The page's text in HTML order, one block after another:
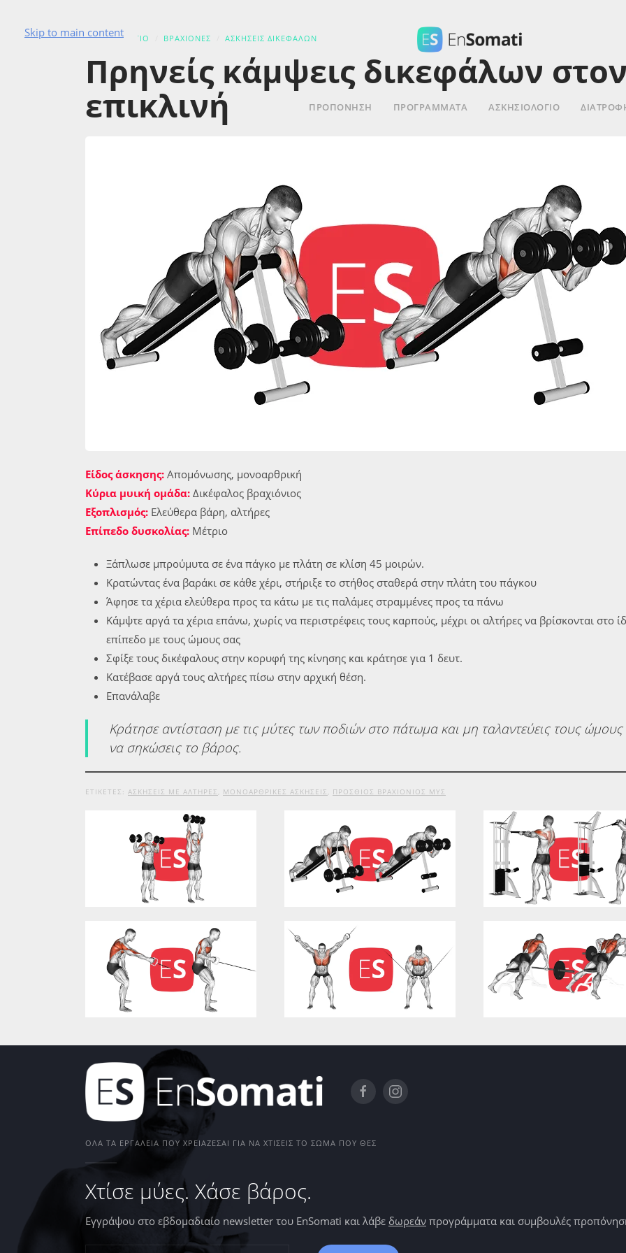
Skip to main content
ΠΡΟΠΟΝΗΣΗ ΠΡΟΓΡΑΜΜΑΤΑ ΑΣΚΗΣΙΟΛΌΓΙΟ
ΑΣΚΗΣΙΟΛΟΓΙΟ ΒΡΑΧΙΟΝΕΣ ΑΣΚΉΣΕΙΣ ΔΙΚΕΦΆΛΩΝ
Πρηνείς κάμψεις δικεφάλων
επικλινή
Είδος άσκησης: Απομόνωσης, μονοαρθρική
Κύρια μυική ομάδα: Δικέφαλος βραχιόνιος
Εξοπλισμός: Ελεύθερα βάρη, αλτήρες
Επίπεδο δυσκολίας: Μέτριο
Ξάπλωσε μπρούμυτα σε ένα πάγκο με πλάτη σε κλίση 45 μοιρών.
Κρατώντας ένα βαράκι σε κάθε χέρι, στήριξε το στήθος σταθερά στην πλάτη του πάγκου
Άφησε τα χέρια ελεύθερα προς τα κάτω με τις παλάμες στραμμένες προς τα πάνω
Κάμψτε αργά τα χέρια επάνω, χωρίς να περιστρέφεις τους καρπούς, μέχρι οι αλτήρες να βρίσκονται στο
επίπεδο με τους ώμους σας
Σφίξε τους δικέφαλους στην κορυφή της κίνησης και κράτησε για 1 δευτ.
Κατέβασε αργά τους αλτήρες πίσω στην αρχική θέση.
Επανάλαβε
Κράτησε αντίσταση με τις μύτες των ποδιών στο πάτωμα και μη ταλαντεύεις τους ώμους
να σηκώσεις το βάρος.
ΕΤΙΚΕΤΕΣ: ΑΣΚΉΣΕΙΣ ΜΕ ΑΛΤΉΡΕΣ , ΜΟΝΟΑΡΘΡΙΚΈΣ ΑΣΚΉΣΕΙΣ , ΠΡΌΣΘΙΟΣ ΒΡΑΧΙΌΝΙΟΣ ΜΥΣ
ΌΛΑ ΤΑ ΕΡΓΑΛΕΊΑ ΠΟΥ ΧΡΕΙΆΖΕΣΑΙ ΓΙΑ ΝΑ ΧΤΊΣΕΙΣ ΤΟ ΣΏΜΑ ΠΟΥ ΘΕΣ
Χτίσε μύες. Χάσε βάρος.
Εγγράψου στο εβδομαδιαίο newsletter του EnSomati και λάβε δωρεάν προγράμματα και συμβουλές